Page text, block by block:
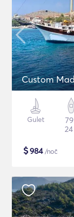
Custom
Gulet
$984/noč